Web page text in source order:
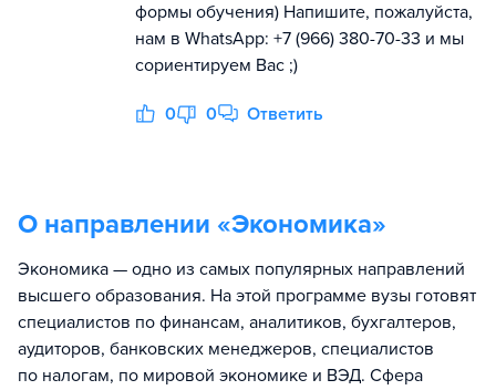
формы обучения) Напишите, пожалуйста,
нам в WhatsApp: +7 (966) 380-70-33 и мы
сориентируем Вас ;)
0 0 Ответить
О направлении «Экономика»
Экономика — одно из самых популярных направлений
высшего образования. На этой программе вузы готовят
специалистов по финансам, аналитиков, бухгалтеров,
аудиторов, банковских менеджеров, специалистов
по налогам, по мировой экономике и ВЭД. Сфера